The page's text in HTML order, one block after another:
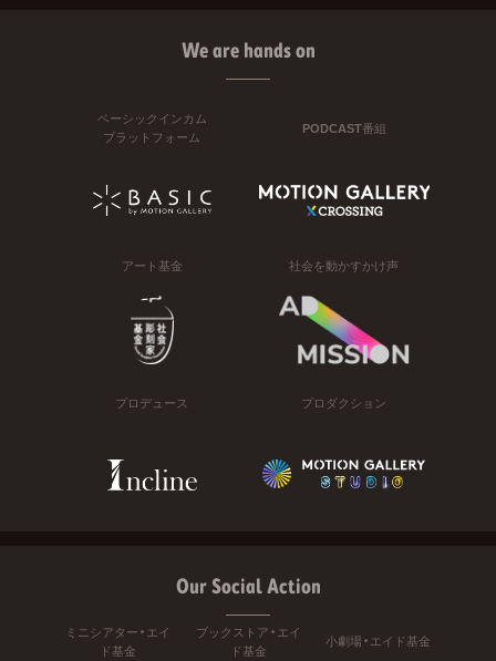
We are hands on
ベーシックインカム
プラットフォーム
PODCAST番組
アート基金 社会を動かすかけ声
プロデュース プロダクション
Our Social Action
ミニシアター・エイ
ド基金
ブックストア・エイ
ド基金
小劇場・エイド基金